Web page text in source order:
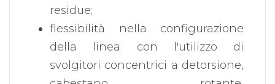
residue;
flessibilità nella configurazione
della linea con l'utilizzo di
svolgitori concentrici a detorsione,